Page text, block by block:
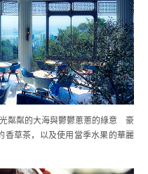
粼粼的大海與鬱鬱蔥蔥的綠意 豪
草茶， 以及使用當季水果的華麗